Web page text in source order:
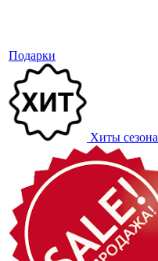
Подарки
Хиты сезона